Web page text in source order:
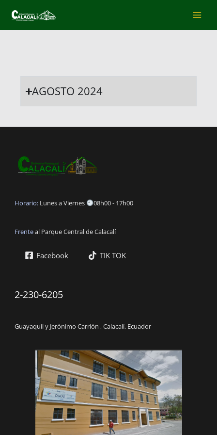
contenido
AGOSTO 2024
Horario: Lunes a Viernes 08h00 - 17h00
Frenteal Parque Central de Calacalí
Facebook TIK TOK
2-230-6205
Guayaquil y Jerónimo Carrión , Calacalí, Ecuador